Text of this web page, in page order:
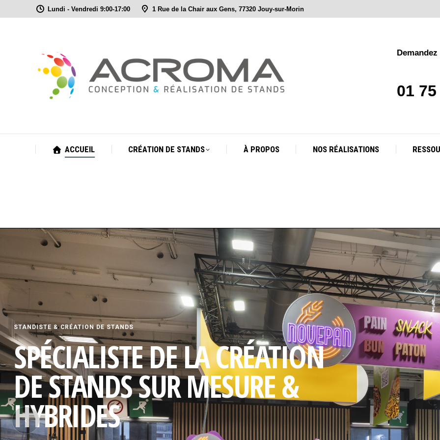
Lundi - Vendredi 9:00-17:00 1 Rue de la Chair aux Gens, 77320 Jouy-sur-Morin
01
ACCUEIL CRÉATION DE STANDS À PROPOS NOS RÉALISATIONS
STANDISTE & CRÉATION DE STANDS
SPÉCIALISTE DE LA CRÉATION
DE STANDS SUR MESURE &
HYBRIDES
‹
ACCUEIL CRÉATION DE STANDS À PROPOS NOS RÉALISATIONS